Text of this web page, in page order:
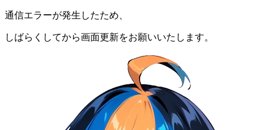
通信エラーが発生したため、
しばらくしてから画面更新をお願いいたします。